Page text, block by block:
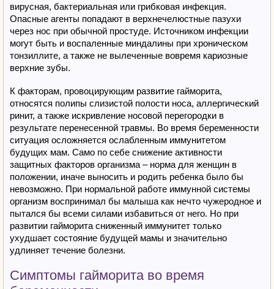
вирусная, бактериальная или грибковая инфекция.
Опасные агенты попадают в верхнечелюстные пазухи
через нос при обычной простуде. Источником инфекции
могут быть и воспаленные миндалины при хроническом
тонзиллите, а также не вылеченные вовремя кариозные
верхние зубы.
К факторам, провоцирующим развитие гайморита,
относятся полипы слизистой полости носа, аллергический
ринит, а также искривление носовой перегородки в
результате перенесенной травмы. Во время беременности
ситуация осложняется ослабленным иммунитетом
будущих мам. Само по себе снижение активности
защитных факторов организма – норма для женщин в
положении, иначе выносить и родить ребенка было бы
невозможно. При нормальной работе иммунной системы
организм воспринимал бы малыша как нечто чужеродное и
пытался бы всеми силами избавиться от него. Но при
развитии гайморита сниженный иммунитет только
ухудшает состояние будущей мамы и значительно
удлиняет течение болезни.
Симптомы гайморита во время